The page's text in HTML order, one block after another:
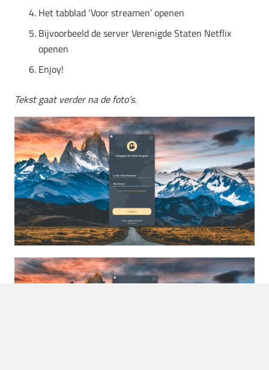
Het tabblad ‘Voor streamen’ openen
Bijvoorbeeld de server Verenigde Staten Netflix
openen
Enjoy!
Tekst gaat verder na de foto’s.